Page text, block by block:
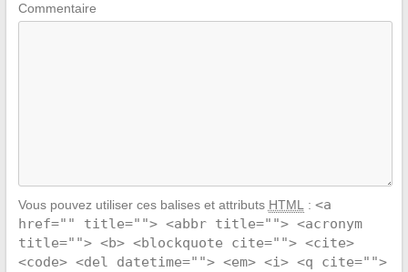
Commentaire
Vous pouvez utiliser ces balises et attributs HTML : <a
href="" title=""> <abbr title=""> <acronym
title=""> <b> <blockquote cite=""> <cite>
<code> <del datetime=""> <em> <i> <q cite="">